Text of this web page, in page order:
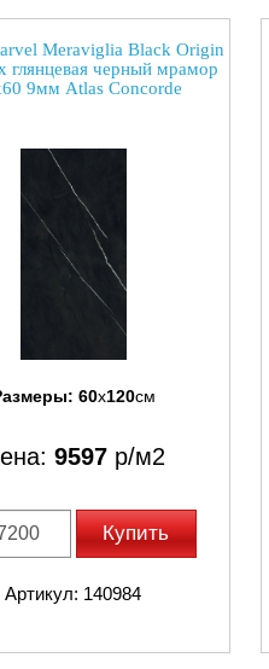
Meraviglia Black Origin
глянцевая черный мрамор
9мм Atlas Concorde
60x120см
9597р/м2
Купить
Артикул: 140984